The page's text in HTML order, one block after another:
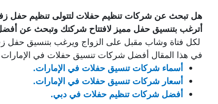
هل تبحث عن شركات تنظيم حفلات لتتولى تنظيم حفل
أترغب بتنسيق حفل مميز لافتتاح شركتك وتبحث عن
لكل فتاة وشاب مقبل على الزواج ويرغب بتنسيق حفل
في هذا المقال أفضل شركات تنسيق حفلات في الإمارات
أسماء شركات تنسيق حفلات في الإمارات.
أسعار شركات تنسيق حفلات في الإمارات.
أفضل شركات تنظيم حفلات في دبي.